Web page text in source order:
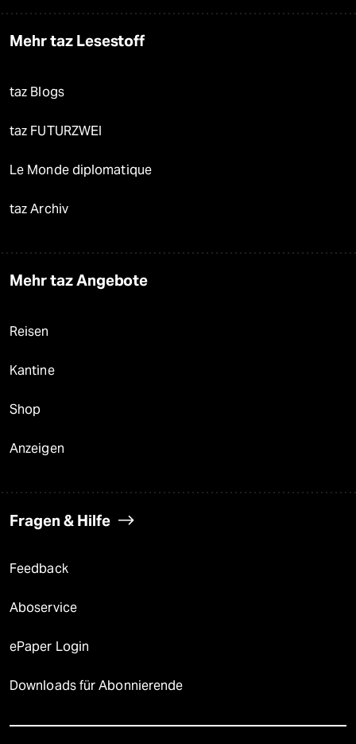
Mehr taz Lesestoff
taz Blogs
taz FUTURZWEI
Le Monde diplomatique
taz Archiv
Mehr taz Angebote
Reisen
Kantine
Shop
Anzeigen
Fragen & Hilfe
Feedback
Aboservice
ePaper Login
Downloads für Abonnierende